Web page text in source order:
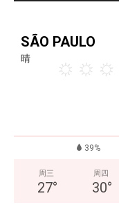
SÃO PAULO
晴
39%
周三
27°
周四
30°